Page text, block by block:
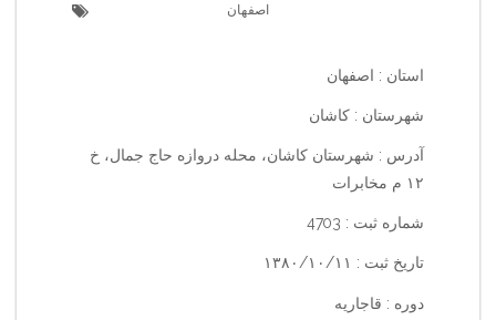
اصفهان
استان : اصفهان
شهرستان : کاشان
آدرس : شهرستان کاشان، محله دروازه حاج جمال، خ
۱۲ م مخابرات
شماره ثبت : 4703
تاریخ ثبت : ۱۳۸۰/۱۰/۱۱
دوره : قاجاریه